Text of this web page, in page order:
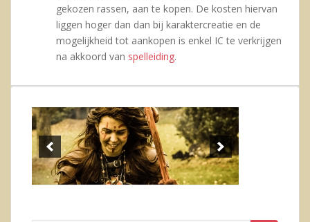
gekozen rassen, aan te kopen. De kosten hiervan
liggen hoger dan dan bij karaktercreatie en de
mogelijkheid tot aankopen is enkel IC te verkrijgen
na akkoord van spelleiding.